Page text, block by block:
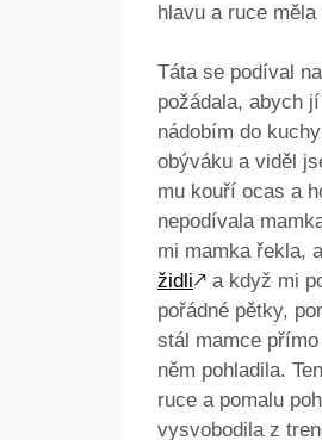
hlavu a ruce
Táta se podíval
požádala, abych
nádobím do
obýváku a viděl
mu kouří ocas a
nepodívala
mi mamka řekla,
židli🡕 a když mi
pořádné pětky,
stál mamce
něm pohladila.
ruce a pomalu
vysvobodila z